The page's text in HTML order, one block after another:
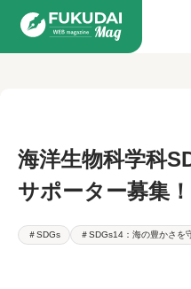
海洋生物科学科
サポーター募集！
＃SDGs ＃SDGs14：海の豊かさを